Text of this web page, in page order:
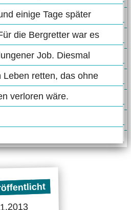
einige Tage später
die Bergretter war es
Job. Diesmal
Leben retten, das ohne
verloren wäre.